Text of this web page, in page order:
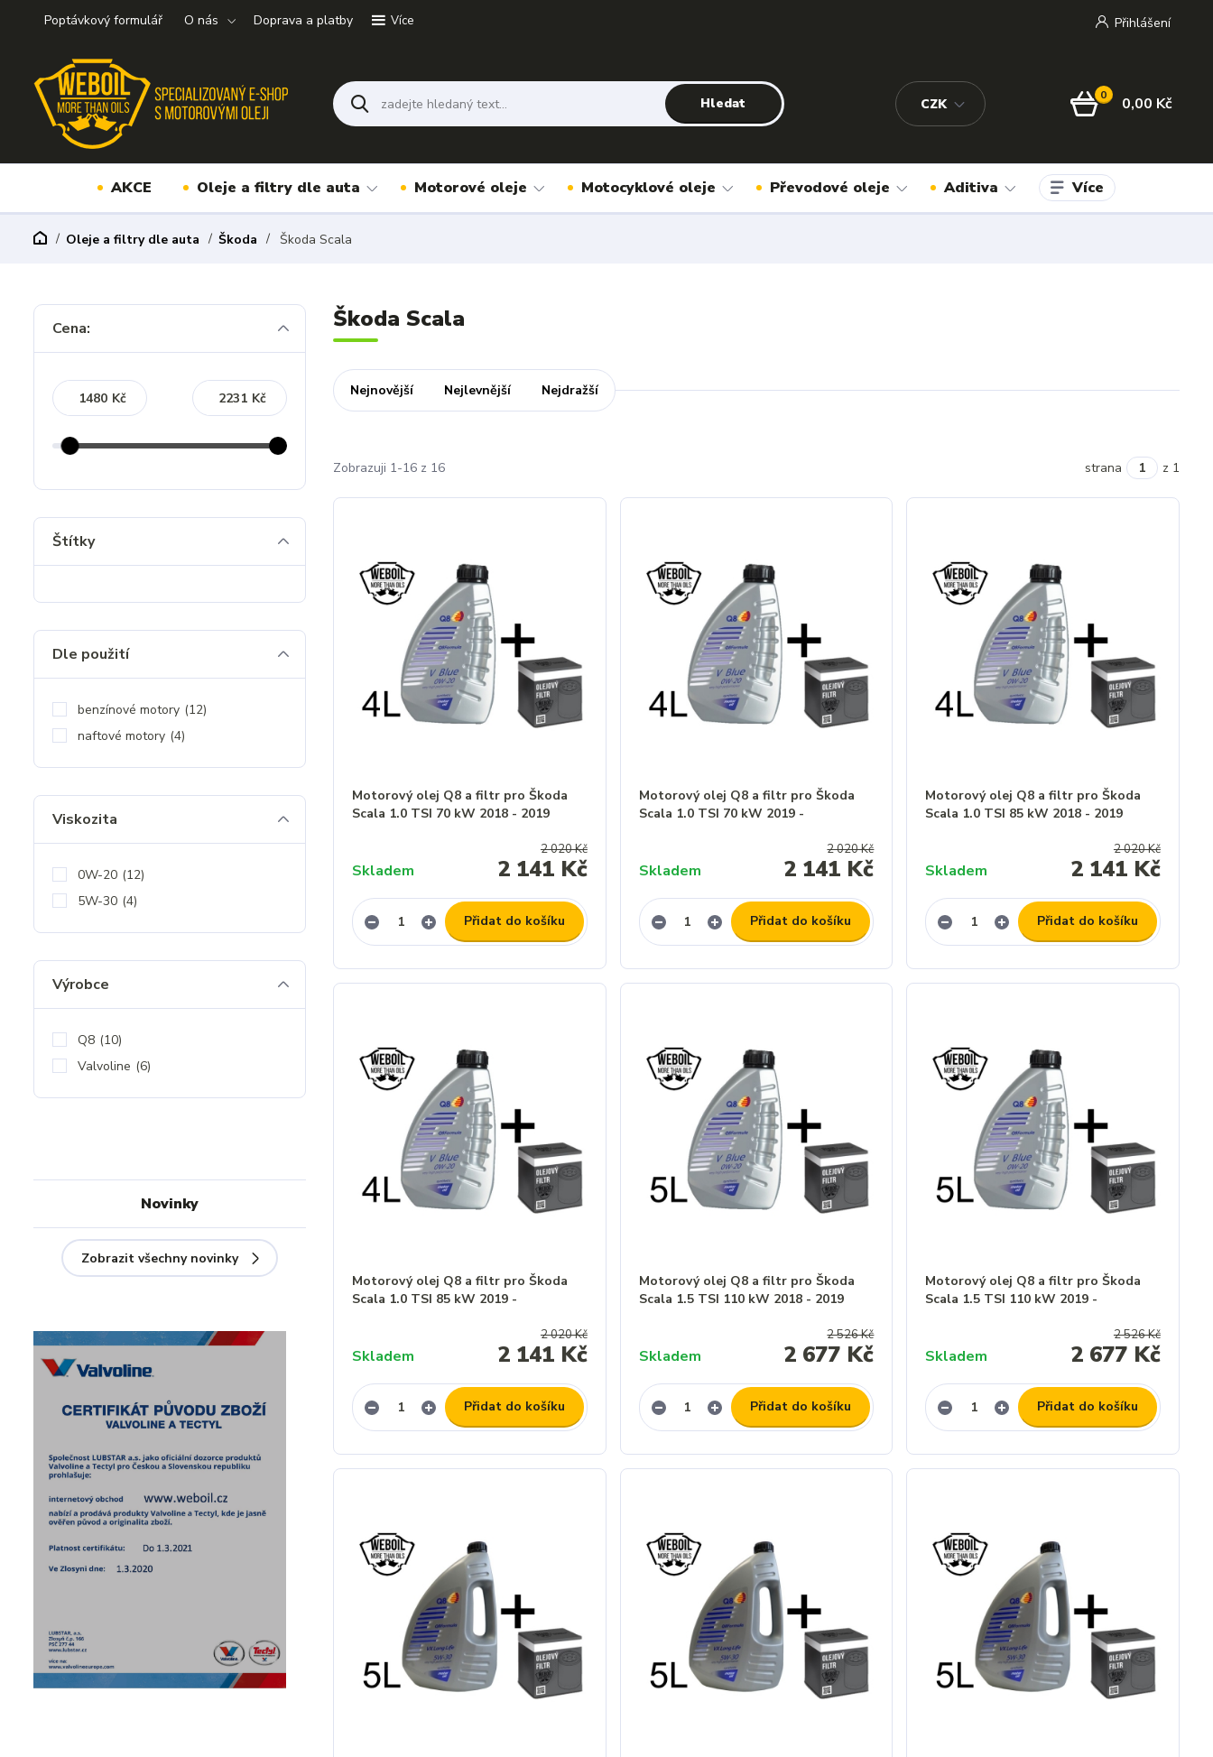
Poptávkový formulář O nás Doprava a platby Více
CZK
Přihlášení
Hledat 0 0,00 Kč
AKCE Oleje a filtry dle auta Motorové oleje Motocyklové oleje Převodové oleje Aditiva Více
Oleje a filtry dle auta Škoda Škoda Scala
Škoda Scala
Nejnovější Nejlevnější Nejdražší
Zobrazuji 1-16 z 16 strana z 1
Motorový olej Q8 a filtr pro Škoda
Scala 1.0 TSI 70 kW 2018 - 2019
2 020 Kč
2 141 Kč
Skladem
Přidat do košíku
Motorový olej Q8 a filtr pro Škoda
Scala 1.0 TSI 70 kW 2019 -
2 020 Kč
2 141 Kč
Skladem
Přidat do košíku
Motorový olej Q8 a filtr pro Škoda
Scala 1.0 TSI 85 kW 2018 - 2019
2 020 Kč
2 141 Kč
Skladem
Přidat do košíku
Motorový olej Q8 a filtr pro Škoda
Scala 1.0 TSI 85 kW 2019 -
2 020 Kč
2 141 Kč
Skladem
Přidat do košíku
Motorový olej Q8 a filtr pro Škoda
Scala 1.5 TSI 110 kW 2018 - 2019
2 526 Kč
2 677 Kč
Skladem
Přidat do košíku
Motorový olej Q8 a filtr pro Škoda
Scala 1.5 TSI 110 kW 2019 -
2 526 Kč
2 677 Kč
Skladem
Přidat do košíku
Cena:
Kč Kč
Štítky
Dle použití
benzínové motory (12)
naftové motory (4)
Viskozita
0W-20 (12)
5W-30 (4)
Výrobce
Q8 (10)
Valvoline (6)
Novinky
Zobrazit všechny novinky